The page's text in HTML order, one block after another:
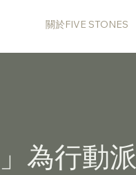
關於FIVE STONES
為行動派